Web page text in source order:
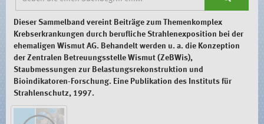
Dieser Sammelband vereint Beiträge zum Themenkomplex
Krebserkrankungen durch berufliche Strahlenexposition bei der
ehemaligen Wismut AG. Behandelt werden u. a. die Konzeption
der Zentralen Betreuungsstelle Wismut (ZeBWis),
Staubmessungen zur Belastungsrekonstruktion und
Bioindikatoren-Forschung. Eine Publikation des Instituts für
Strahlenschutz, 1997.